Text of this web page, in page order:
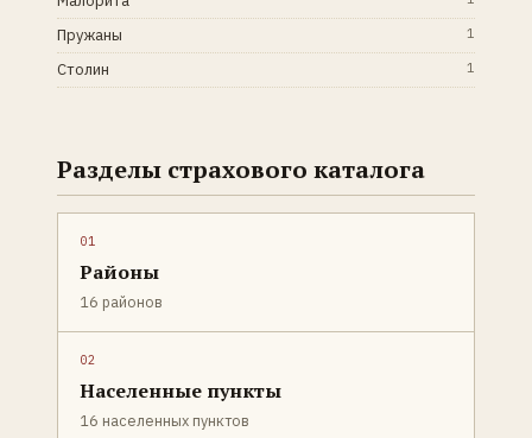
Пружаны 1
Столин 1
Разделы страхового каталога
01
Районы
16 районов
02
Населенные пункты
16 населенных пунктов